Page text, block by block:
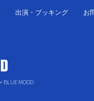
出演・ブッキング お
MOOD